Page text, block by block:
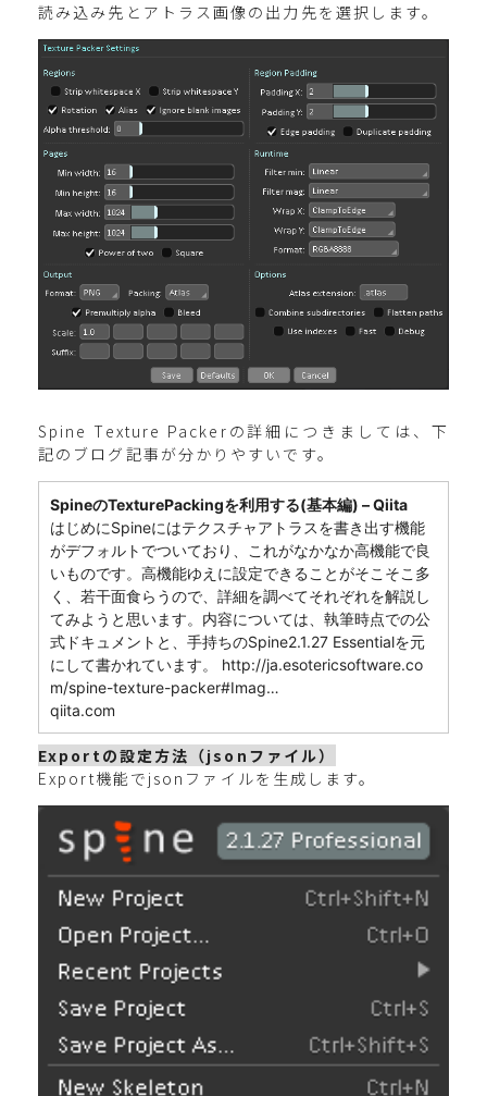
読み込み先とアトラス画像の出力先を選択します。
Spine Texture Packerの詳細につきましては、下
記のブログ記事が分かりやすいです。
SpineのTexturePackingを利用する(基本編) – Qiita
はじめにSpineにはテクスチャアトラスを書き出す機能
がデフォルトでついており、これがなかなか高機能で良
いものです。高機能ゆえに設定できることがそこそこ多
く、若干面食らうので、詳細を調べてそれぞれを解説し
てみようと思います。内容については、執筆時点での公
式ドキュメントと、手持ちのSpine2.1.27 Essentialを元
にして書かれています。 http://ja.esotericsoftware.co
m/spine-texture-packer#Imag…
qiita.com
Exportの設定方法（jsonファイル）
Export機能でjsonファイルを生成します。